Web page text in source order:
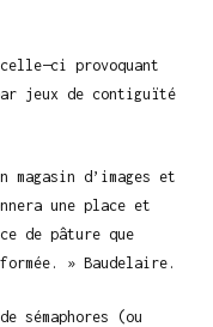
provoquant
jeux de contiguïté
d’images et
une place et
de pâture que
» Baudelaire.
sémaphores (ou